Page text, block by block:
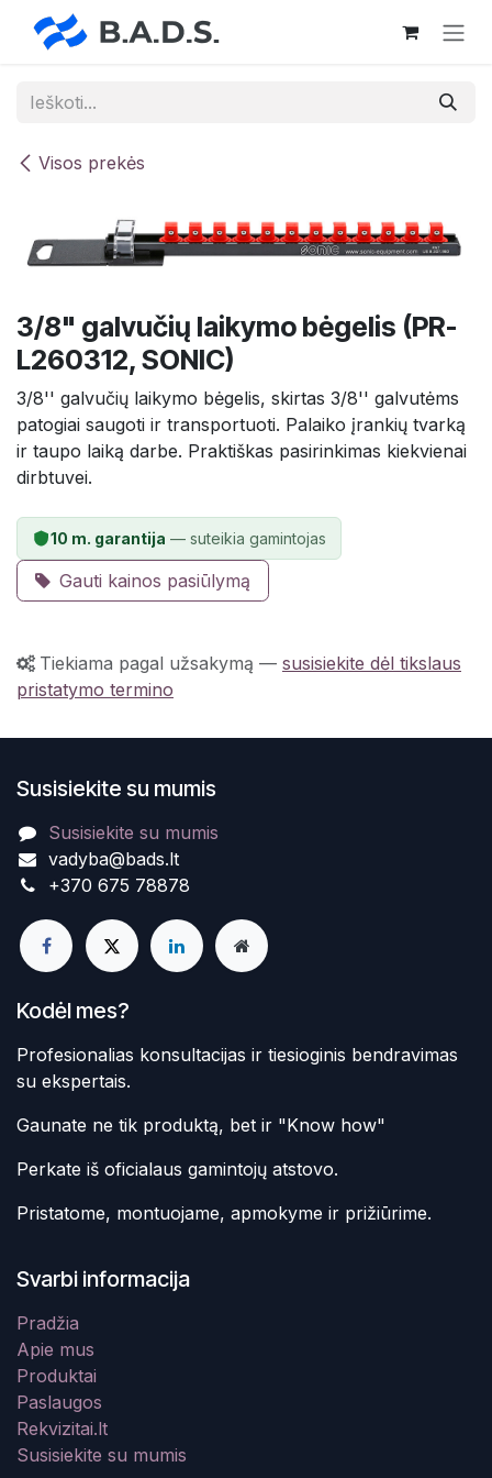
Skip to Content
Visos prekės
3/8" galvučių laikymo bėgelis (PR-
L260312, SONIC)
3/8'' galvučių laikymo bėgelis, skirtas 3/8'' galvutėms
patogiai saugoti ir transportuoti. Palaiko įrankių tvarką
ir taupo laiką darbe. Praktiškas pasirinkimas kiekvienai
dirbtuvei.
10 m. garantija — suteikia gamintojas
Gauti kainos pasiūlymą
Tiekiama pagal užsakymą — susisiekite dėl tikslaus
pristatymo termino
Susisiekite su mumis
Susisiekite su mumis
vadyba@bads.lt
+370 675 78878
Kodėl mes?
Profesionalias konsultacijas ir tiesioginis bendravimas
su ekspertais.
Gaunate ne tik produktą, bet ir "Know how"
Perkate iš oficialaus gamintojų atstovo.
Pristatome, montuojame, apmokyme ir prižiūrime.
Svarbi informacija
Pradžia
Apie mus
Produktai
Paslaugos
Rekvizitai.lt
Susisiekite su mumis